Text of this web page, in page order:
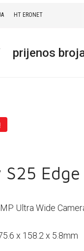
HT ERONET
prijenos
S25 Edge
Ultra Wide
x 158.2 x 5.8mm